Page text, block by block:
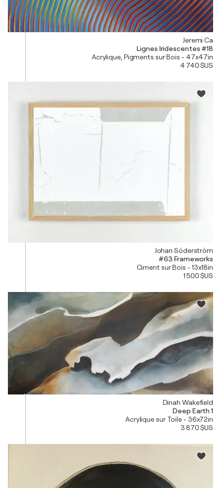
Jeremi Ca
Lignes Iridescentes #18
Acrylique, Pigments sur Bois - 47x47in
4 740 $US
Johan Söderström
#63 Frameworks
Ciment sur Bois - 13x18in
1 500 $US
Dinah Wakefield
Deep Earth 1
Acrylique sur Toile - 36x72in
3 870 $US